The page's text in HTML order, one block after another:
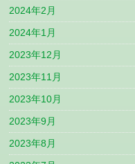
2024年2月
2024年1月
2023年12月
2023年11月
2023年10月
2023年9月
2023年8月